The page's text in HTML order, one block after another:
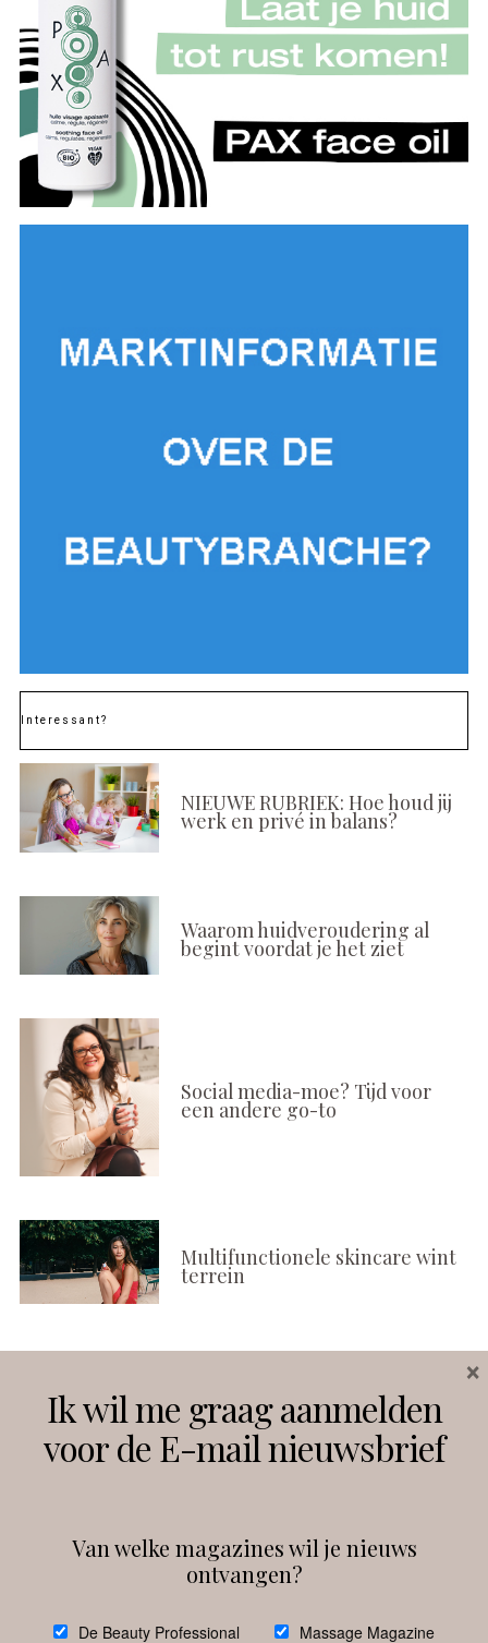
Interessant?
NIEUWE RUBRIEK: Hoe houd jij
werk en privé in balans?
Waarom huidveroudering al
begint voordat je het ziet
Social media-moe? Tijd voor
een andere go-to
Multifunctionele skincare wint
terrein
Instagram Facebook
debeautyprofessional
Ik wil me graag aanmelden
voor de E-mail nieuwsbrief
Van welke magazines wil je nieuws
ontvangen?
De Beauty Professional Massage Magazine
×